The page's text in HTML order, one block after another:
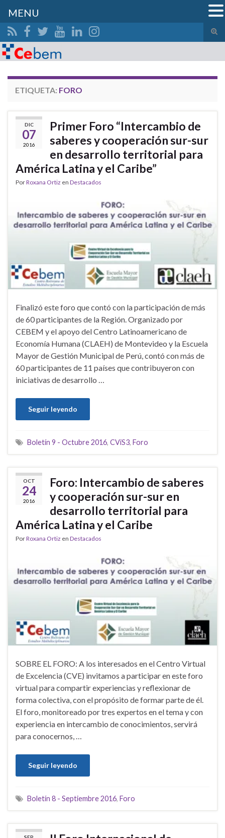
el
Search for:
ETIQUETA: FORO
DIC
07
2016
Primer Foro “Intercambio de
saberes y cooperación sur-sur
en desarrollo territorial para
América Latina y el Caribe”
PorRoxana Ortiz en Destacados
Finalizó este foro que contó con la participación de más
de 60 participantes de la Región. Organizado por
CEBEM y el apoyo del Centro Latinoamericano de
Economía Humana (CLAEH) de Montevideo y la Escuela
Mayor de Gestión Municipal de Perú, contó con más de
60 participantes de 11 países que contribuyeron con
iniciativas de desarrollo …
Seguir leyendo
Boletín 9 - Octubre 2016, CViS3, Foro
OCT
24
2016
Foro: Intercambio de saberes
y cooperación sur-sur en
desarrollo territorial para
América Latina y el Caribe
PorRoxana Ortiz en Destacados
SOBRE EL FORO: A los interesados en el Centro Virtual
de Excelencia (CVE) invitamos a participar en este foro
virtual para compartir experiencias y reflexionar de
forma colectiva, con el propósito de formar parte de él.
El foro, monitoreado por tres expertos en el tema y con
experiencia en intercambio de conocimientos, servirá
para conocernos, …
Seguir leyendo
Boletín 8 - Septiembre 2016, Foro
MENU